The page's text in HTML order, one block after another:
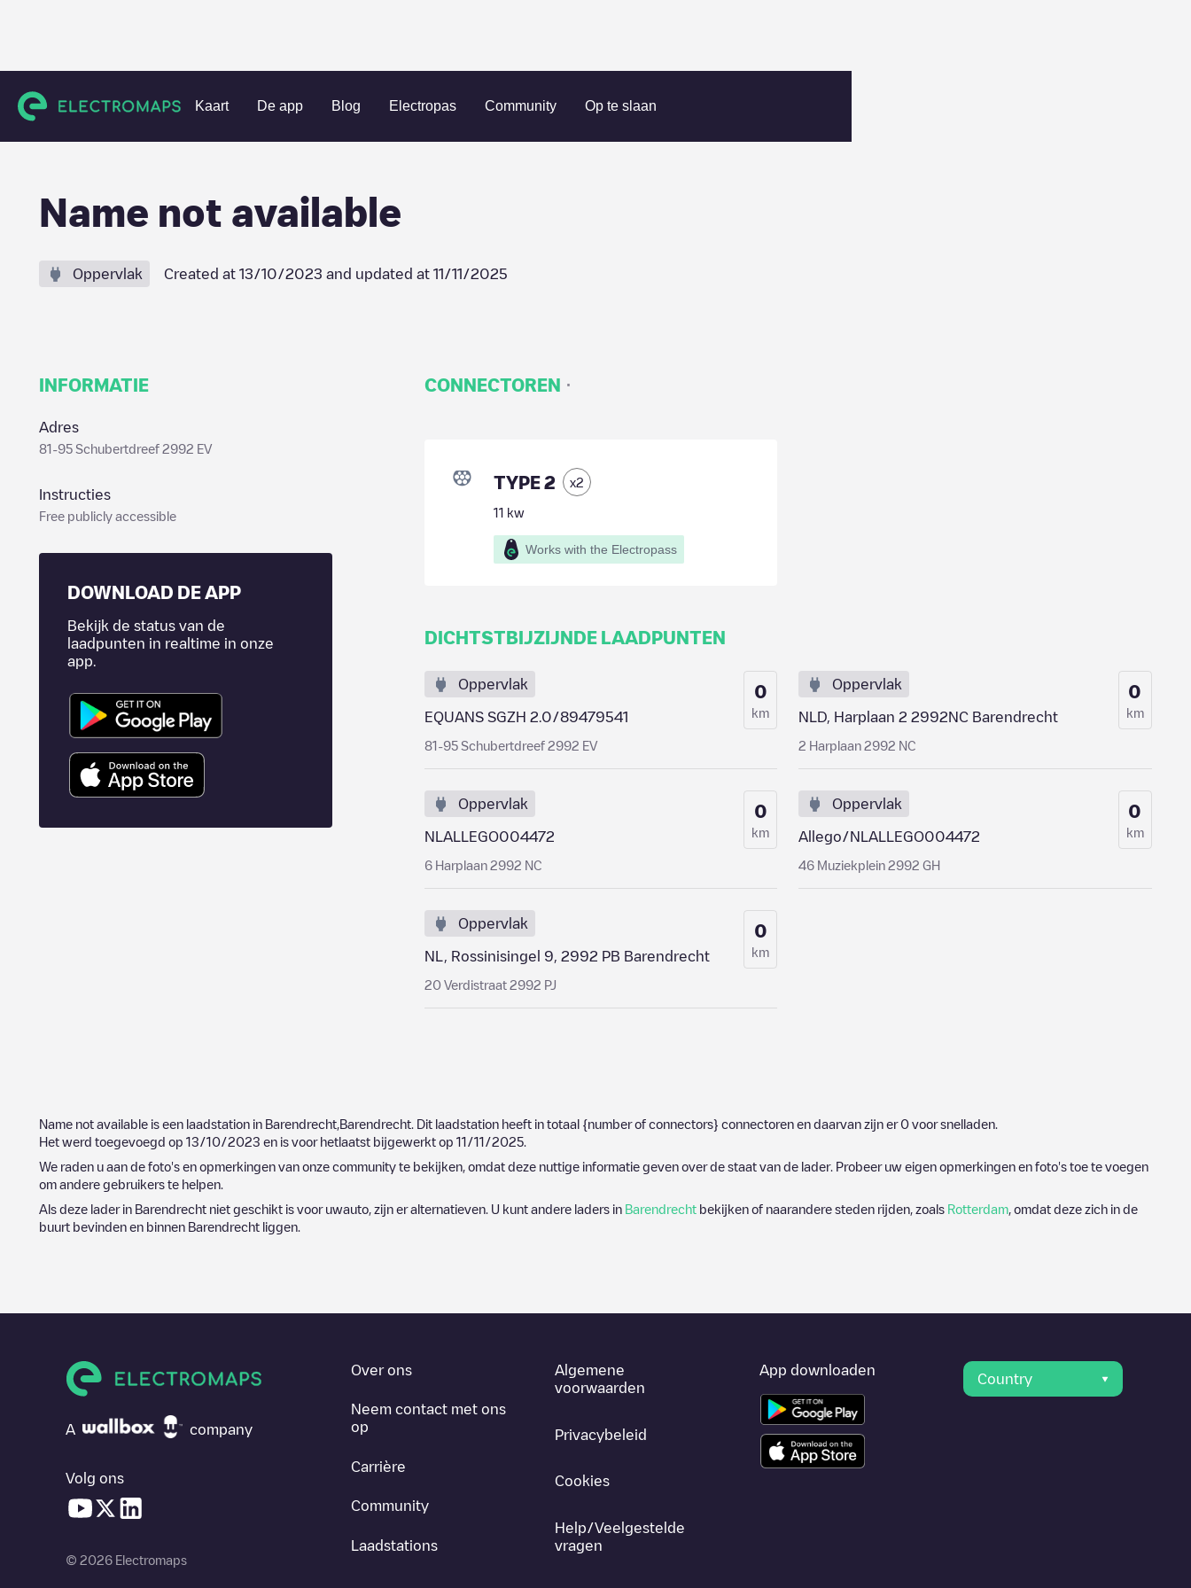
Kaart De app Blog Electropas Community Op te slaan
Charging stations Nederland Barendrecht Barendrecht Name not available
Name not available
Oppervlak Created at 13/10/2023 and updated at 11/11/2025
INFORMATIE
Adres
81-95 Schubertdreef 2992 EV
Instructies
Free publicly accessible
DOWNLOAD DE APP
Bekijk de status van de
laadpunten in realtime in onze
app.
CONNECTOREN ·
TYPE 2 x2
11 kw
Works with the Electropass
DICHTSTBIJZIJNDE LAADPUNTEN
Oppervlak
EQUANS SGZH 2.0/89479541
81-95 Schubertdreef 2992 EV
0
km
Oppervlak
NLD, Harplaan 2 2992NC Barendrecht
2 Harplaan 2992 NC
0
km
Oppervlak
NLALLEGO004472
6 Harplaan 2992 NC
0
km
Oppervlak
Allego/NLALLEGO004472
46 Muziekplein 2992 GH
0
km
Oppervlak
NL, Rossinisingel 9, 2992 PB Barendrecht
20 Verdistraat 2992 PJ
0
km
Name not available is een laadstation in Barendrecht Barendrecht . Dit laadstation heeft in totaal {number of connectors} connectoren en daarvan zijn er 0 voor snelladen.
Het werd toegevoegd op 13/10/2023 en is voor hetlaatst bijgewerkt op 11/11/2025
We raden u aan de foto's en opmerkingen van onze community te bekijken, omdat deze nuttige informatie geven over de staat van de lader. Probeer uw eigen opmerkingen en foto's toe te voegen
om andere gebruikers te helpen.
Als deze lader in Barendrecht niet geschikt is voor uwauto, zijn er alternatieven. U kunt andere laders in Barendrecht bekijken of naarandere steden rijden, zoals Rotterdam , omdat deze zich in de
buurt bevinden en binnen Barendrecht liggen.
A company
Volg ons
© 2026 Electromaps
Over ons
Neem contact met ons
op
Carrière
Community
Laadstations
Algemene
voorwaarden
Privacybeleid
Cookies
Help/Veelgestelde
vragen
App downloaden
Country